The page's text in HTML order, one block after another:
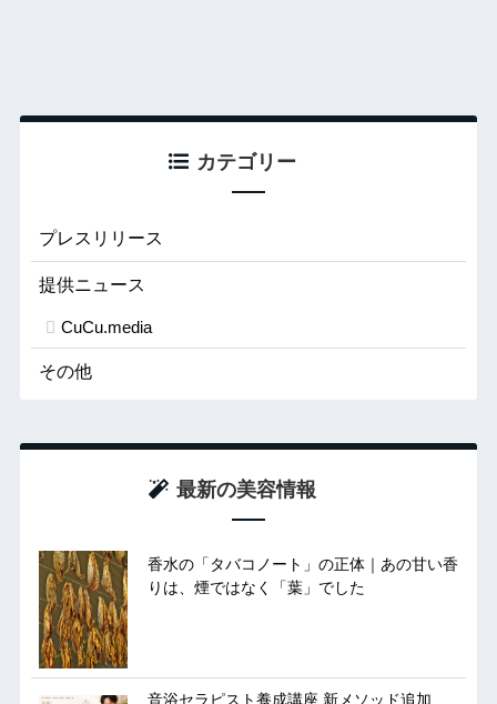
カテゴリー
プレスリリース
提供ニュース
CuCu.media
その他
最新の美容情報
香水の「タバコノート」の正体｜あの甘い香
りは、煙ではなく「葉」でした
音浴セラピスト養成講座 新メソッド追加